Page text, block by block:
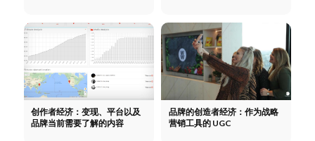
创作者经济：变现、平台以及
品牌当前需要了解的内容
品牌的创造者经济：作为战略
营销工具的 UGC